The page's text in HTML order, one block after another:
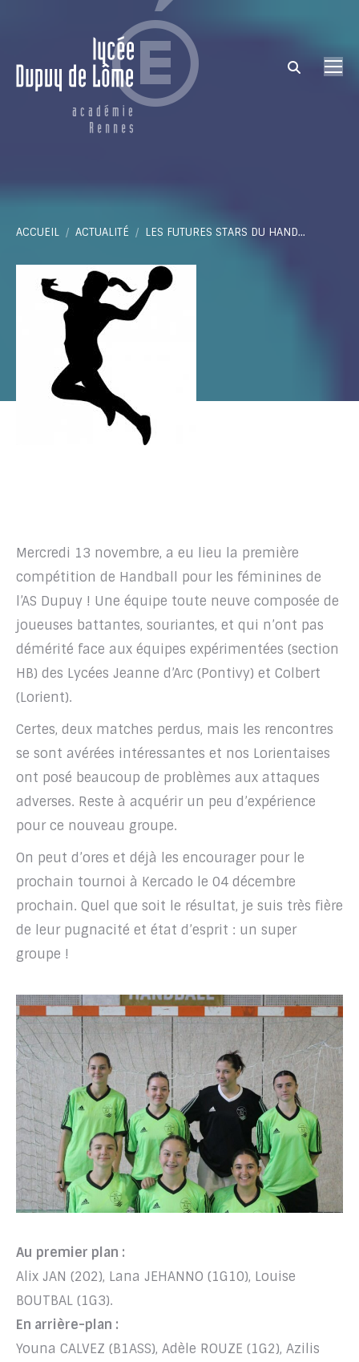
Search:
Vous êtes ici :
ACCUEIL ACTUALITÉ LES FUTURES STARS DU HAND…
Mercredi 13 novembre, a eu lieu la première
compétition de Handball pour les féminines de
l’AS Dupuy ! Une équipe toute neuve composée de
joueuses battantes, souriantes, et qui n’ont pas
démérité face aux équipes expérimentées (section
HB) des Lycées Jeanne d’Arc (Pontivy) et Colbert
(Lorient).
Certes, deux matches perdus, mais les rencontres
se sont avérées intéressantes et nos Lorientaises
ont posé beaucoup de problèmes aux attaques
adverses. Reste à acquérir un peu d’expérience
pour ce nouveau groupe.
On peut d’ores et déjà les encourager pour le
prochain tournoi à Kercado le 04 décembre
prochain. Quel que soit le résultat, je suis très fière
de leur pugnacité et état d’esprit : un super
groupe !
Au premier plan :
Alix JAN (202), Lana JEHANNO (1G10), Louise
BOUTBAL (1G3).
En arrière-plan :
Youna CALVEZ (B1ASS), Adèle ROUZE (1G2), Azilis